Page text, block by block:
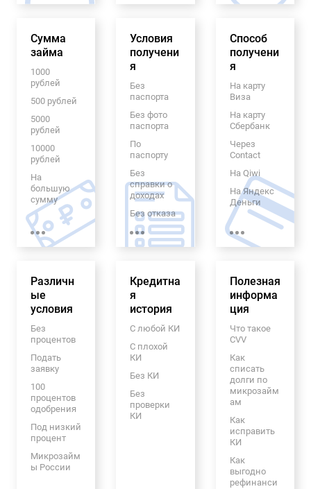
Узбекистан
а
Для
граждан
граждан
Таджикист
ана
Для
иностранн
ых граждан
Безработн
ым
Должника
м
С
ым
платежом
На 5
месяцев
На 4
месяца
На 2
месяца
Сумма
займа
1000
рублей
500 рублей
5000
рублей
10000
рублей
На
большую
сумму
100 рублей
200 рублей
рублей
3000
рублей
4000
рублей
6000
рублей
7000
рублей
15000
рублей
20000
рублей
Условия
получени
я
Без
паспорта
Без фото
паспорта
По
паспорту
Без
справки о
доходах
Без отказа
С
временной
Под залог
ПТС
Без
электронно
й почты
С
просрочка
ми
Без
прописки
Под
Способ
получени
я
На карту
Виза
На карту
Сбербанк
Через
Contact
На Qiwi
На Яндекс
Деньги
Займ на
карту
Система
На кукурузу
На карту
Маэстро
На карту
Мир
Смс займ
На
банковский
счет
доставкой
на дом
Альфа
банка
Различн
ые
условия
Без
процентов
Подать
заявку
100
процентов
одобрения
Под низкий
процент
Микрозайм
ы России
Кредитна
я
история
С любой КИ
С плохой
КИ
Без КИ
Без
проверки
КИ
Полезная
информа
ция
Что такое
CVV
Как
списать
долги по
микрозайм
ам
Как
исправить
КИ
Как
выгодно
рефинанси